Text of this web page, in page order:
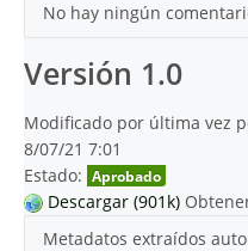
No hay ningún
Versión 1.0
Modificado por última vez
8/07/21 7:01
Estado: Aprobado
Descargar (901k)
Metadatos extraídos